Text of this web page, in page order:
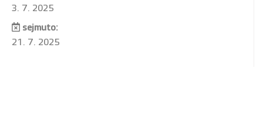
3. 7. 2025
sejmuto:
21. 7. 2025